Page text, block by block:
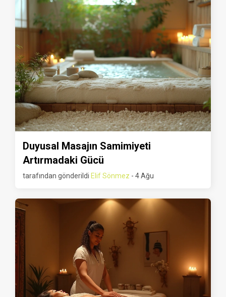
Duyusal Masajın Samimiyeti
Artırmadaki Gücü
tarafından gönderildi Elif Sönmez - 4 Ağu